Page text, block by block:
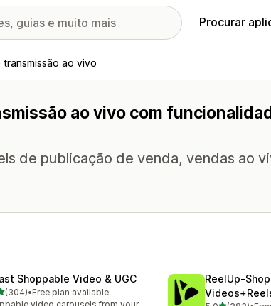
Procurar
transmissão ao vivo
ao vivo com
de publicação de venda, vendas ao
Shoppable Video & UGC
5 estrelas
(304)
total de avaliações
•Free plan available